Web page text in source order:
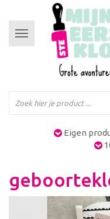
Toggle
navigation
Eigen